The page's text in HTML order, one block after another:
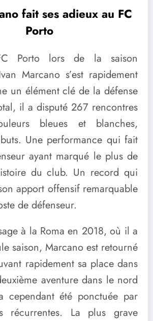
fait ses adieux au FC
Porto
Porto lors de la saison
Marcano s’est rapidement
un élément clé de la défense
il a disputé 267 rencontres
bleues et blanches,
Une performance qui fait
ayant marqué le plus de
du club. Un record qui
apport offensif remarquable
de défenseur.
à la Roma en 2018, où il a
saison, Marcano est retourné
rapidement sa place dans
aventure dans le nord
cependant été ponctuée par
récurrentes. La plus grave